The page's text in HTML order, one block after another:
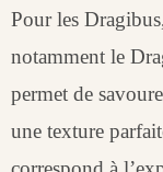
Pour les
notamment le
permet de
une texture